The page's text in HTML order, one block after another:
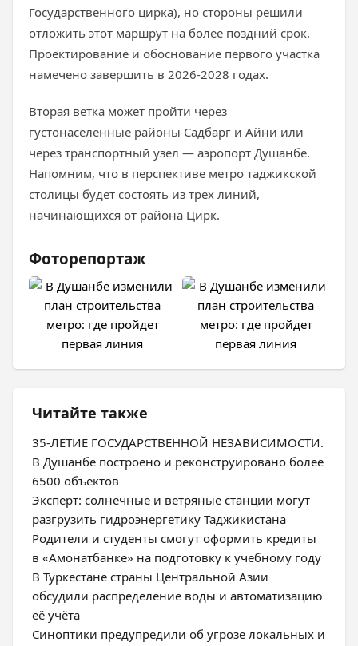
Государственного цирка), но стороны решили
отложить этот маршрут на более поздний срок.
Проектирование и обоснование первого участка
намечено завершить в 2026-2028 годах.
Вторая ветка может пройти через
густонаселенные районы Садбарг и Айни или
через транспортный узел — аэропорт Душанбе.
Напомним, что в перспективе метро таджикской
столицы будет состоять из трех линий,
начинающихся от района Цирк.
Фоторепортаж
Читайте также
35-ЛЕТИЕ ГОСУДАРСТВЕННОЙ НЕЗАВИСИМОСТИ.
В Душанбе построено и реконструировано более
6500 объектов
Эксперт: солнечные и ветряные станции могут
разгрузить гидроэнергетику Таджикистана
Родители и студенты смогут оформить кредиты
в «Амонатбанке» на подготовку к учебному году
В Туркестане страны Центральной Азии
обсудили распределение воды и автоматизацию
её учёта
Синоптики предупредили об угрозе локальных и